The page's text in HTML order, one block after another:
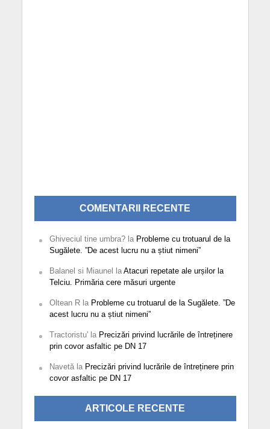
COMENTARII RECENTE
Ghiveciul tine umbra?la Probleme cu trotuarul de la
Sugălete. ”De acest lucru nu a știut nimeni”
Balanel si Miaunel la Atacuri repetate ale urșilor la
Telciu. Primăria cere măsuri urgente
Oltean Rla Probleme cu trotuarul de la Sugălete. ”De
acest lucru nu a știut nimeni”
Tractoristu'la Precizări privind lucrările de întreținere
prin covor asfaltic pe DN 17
Navetăla Precizări privind lucrările de întreținere prin
covor asfaltic pe DN 17
ARTICOLE RECENTE